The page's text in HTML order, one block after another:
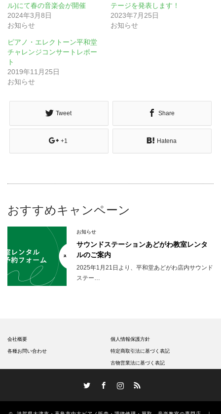
ル)にて春の音楽会が開催
2024年3月8日
お知らせ
テージを発表します！
2023年7月25日
お知らせ
ピアノ・エレクトーン平和堂
チャレンジコンサートレポー
ト
2019年11月25日
お知らせ
Tweet Share
+1 Hatena
おすすめキャンペーン
お知らせ
サウンドステーションあどがわ教室レンタ
ルのご案内
2025年1月21日より、平和堂あどがわ店内サウンド
ステー…
会社概要
各種お問い合わせ
個人情報保護方針
特定商取引法に基づく表記
古物営業法に基づく表記
InstagramRSS